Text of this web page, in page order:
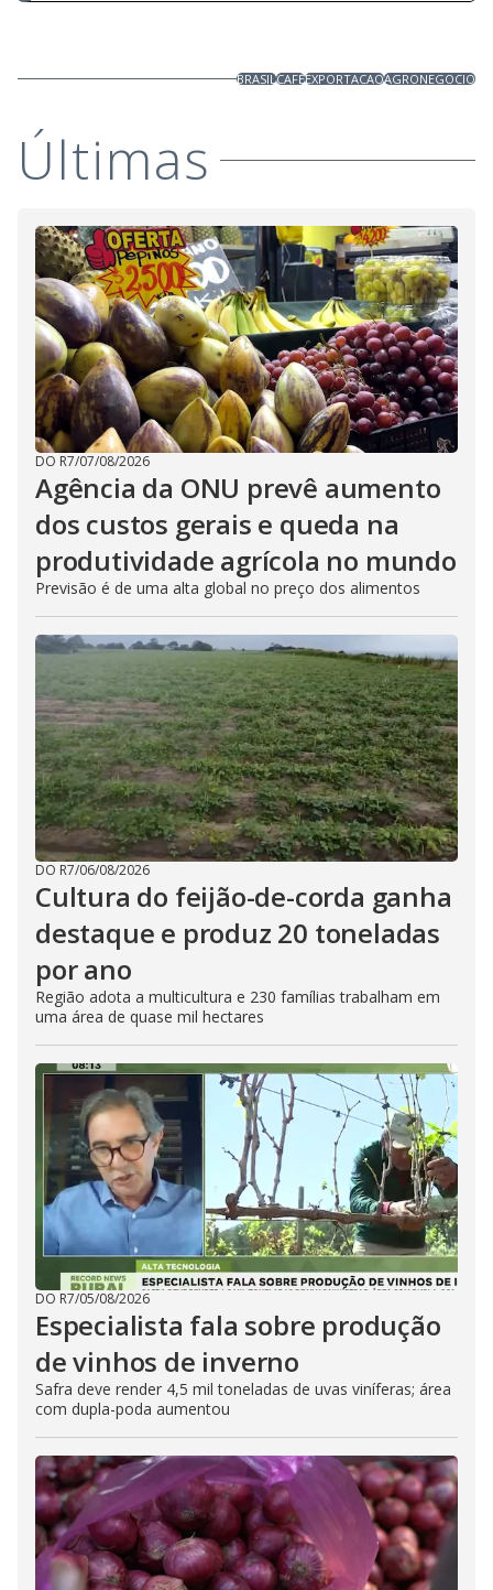
BRASILCAFÉEXPORTACAOAGRONEGOCIO
Últimas
DO R7/07/08/2026
Agência da ONU prevê aumento
dos custos gerais e queda na
produtividade agrícola no mundo
Previsão é de uma alta global no preço dos alimentos
DO R7/06/08/2026
Cultura do feijão-de-corda ganha
destaque e produz 20 toneladas
por ano
Região adota a multicultura e 230 famílias trabalham em
uma área de quase mil hectares
DO R7/05/08/2026
Especialista fala sobre produção
de vinhos de inverno
Safra deve render 4,5 mil toneladas de uvas viníferas; área
com dupla-poda aumentou